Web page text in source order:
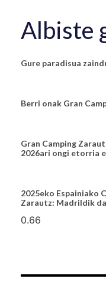
Albiste
Gure paradisua
Berri onak Gran
Gran Camping
2026ari ongi etorria
2025eko Espainiako
Zarautz: Madrildik